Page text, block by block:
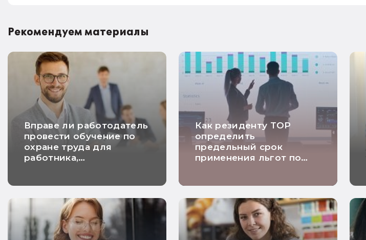
Рекомендуем материалы
Вправе ли работодатель
провести обучение по
охране труда для
работника,
Как резиденту ТОР
определить
предельный срок
применения льгот по